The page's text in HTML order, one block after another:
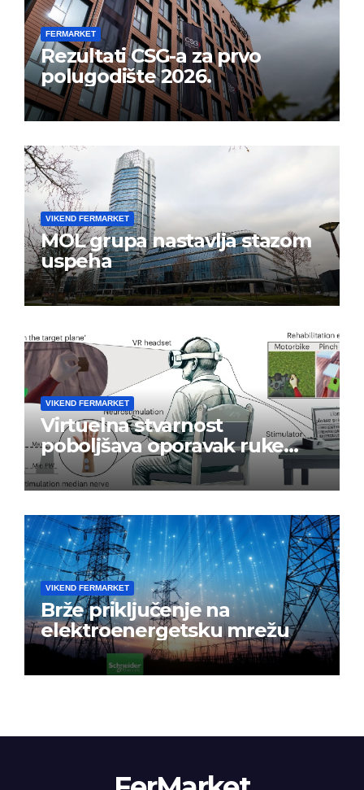
FERMARKET
Rezultati CSG-a za prvo
polugodište 2026.
VIKEND FERMARKET
MOL grupa nastavlja stazom
uspeha
VIKEND FERMARKET
Virtuelna stvarnost
poboljšava oporavak ruke
nakon moždanog udara
VIKEND FERMARKET
Brže priključenje na
elektroenergetsku mrežu